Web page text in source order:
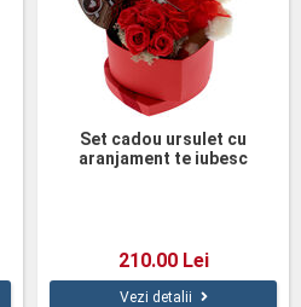
Set cadou ursulet cu
aranjament te iubesc
210.00 Lei
Vezi detalii